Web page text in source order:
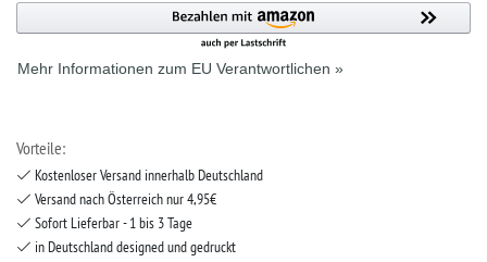
Mehr Informationen zum EU Verantwortlichen »
Vorteile:
Kostenloser Versand innerhalb Deutschland
Versand nach Österreich nur 4,95€
Sofort Lieferbar - 1 bis 3 Tage
in Deutschland designed und gedruckt